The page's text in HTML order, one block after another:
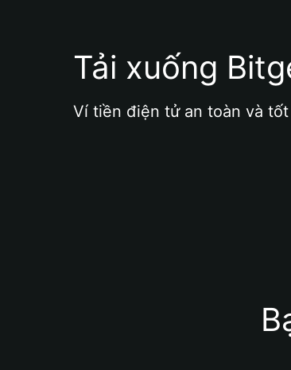
Tải xuống
Ví tiền điện tử an toàn và